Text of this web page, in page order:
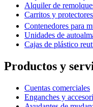
Alquiler de
Carritos y
Contenedores para
Unidades de
Cajas de plástico
Productos y
Cuentas comerciales
Enganches y